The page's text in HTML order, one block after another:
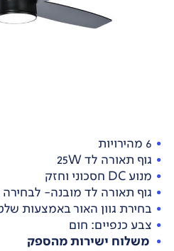
6 מהירויות
גוף תאורה לד 25W
מנוע DC חסכוני וחזק
גוף תאורה לד מובנה- לבחירה 3 גווני תאורה
בחירת גוון האור באמצעות
צבע כנפיים: חום
משלוח ישירות מהספק